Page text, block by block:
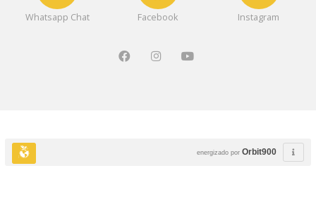
Whatsapp Chat Facebook Instagram
energizado por Orbit900